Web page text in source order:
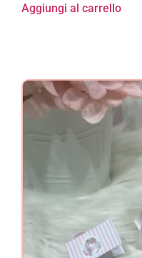
Aggiungi al carrello